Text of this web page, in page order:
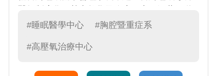
疾病致病機轉及治療策略，也擔任許多呼吸道
#睡眠醫學中心 #胸腔暨重症系
#高壓氧治療中心